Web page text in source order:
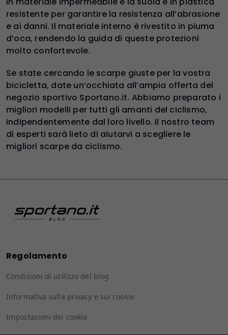
resistente per garantire la resistenza all’abrasione
e ai danni. Il materiale interno è rivestito in piuma
d’oca, rendendo la guida di queste protezioni
molto confortevole.
Se state cercando le scarpe giuste per la vostra
bicicletta, date un’occhiata all’ampia offerta del
negozio sportivo Sportano.it. Abbiamo preparato i
migliori modelli per tutti gli amanti del ciclismo,
indipendentemente dal loro livello. Il nostro team
di esperti sarà lieto di aiutarvi a scegliere le
migliori scarpe da ciclismo.
Regolamento
Condizioni di utilizzo del blog
Informativa sulla privacy e sui cookie
Impostazioni dei cookie